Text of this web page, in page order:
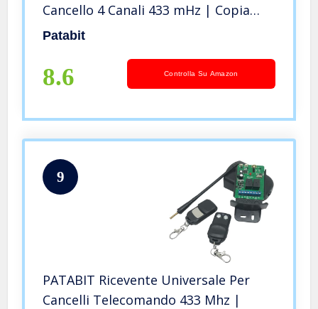
Cancello 4 Canali 433 mHz | Copia
Tutti i Telecomandi Originali A Codice
Copia I Rollin Code
Patabit
8.6 Controlla Su Amazon
9
PATABIT Ricevente Universale Per
Cancelli Telecomando 433 Mhz |